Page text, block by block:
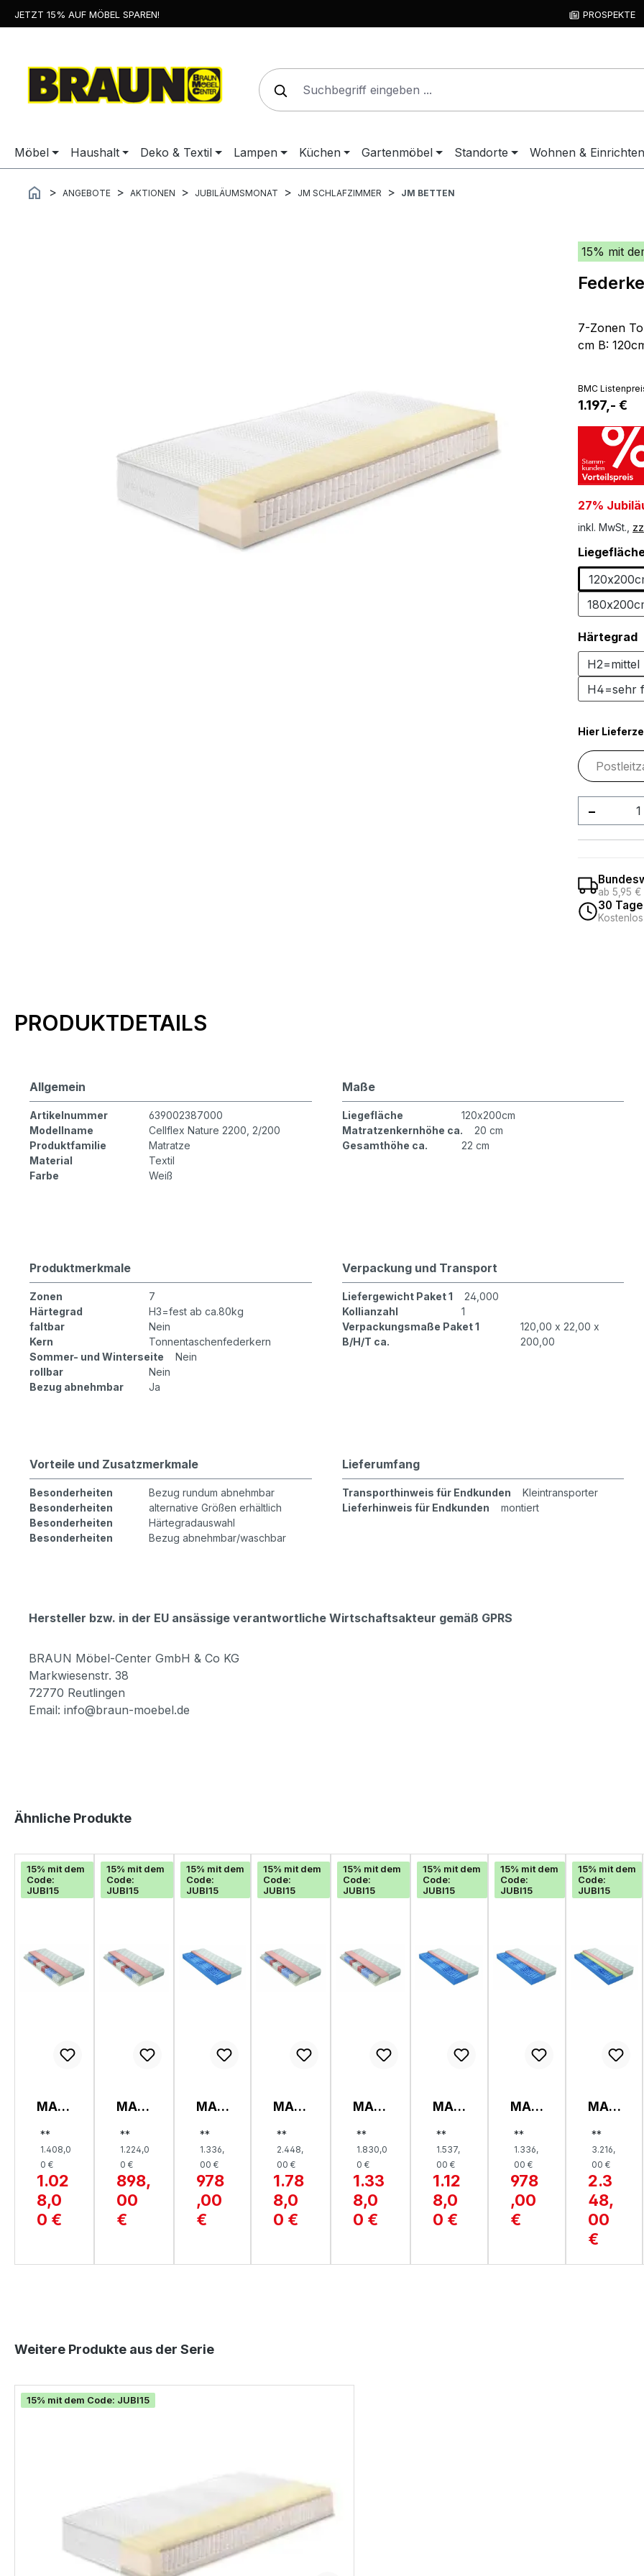
Zur Hauptnavigation springen
JETZT 15% AUF MÖBEL SPAREN! PROSPEKTE
Möbel Haushalt Deko & Textil Lampen Küchen Gartenmöbel Standorte Wohnen & Einrichten
ANGEBOTE AKTIONEN JUBILÄUMSMONAT JM SCHLAFZIMMER JM BETTEN
15% mit
7-Zonen
cm B:
BMC
1.197,- €
27%
inkl. MwSt.,
Härtegrad
H2=mittel
H4=sehr
Hier
ab 5,95 €
30
Kostenlos
Produktinformationen
PRODUKTDETAILS
Allgemein
Artikelnummer
639002387000
Modellname
Cellflex Nature 2200, 2/200
Produktfamilie
Matratze
Material
Textil
Farbe
Weiß
Maße
Liegefläche
120x200cm
Matratzenkernhöhe ca.
20 cm
Gesamthöhe ca.
22 cm
Produktmerkmale
Zonen
7
Härtegrad
H3=fest ab ca.80kg
faltbar
Nein
Kern
Tonnentaschenfederkern
Sommer- und Winterseite
Nein
rollbar
Nein
Bezug abnehmbar
Ja
Verpackung und Transport
Liefergewicht Paket 1
24,000
Kollianzahl
1
Verpackungsmaße Paket 1
B/H/T ca.
120,00 x 22,00 x
200,00
Vorteile und Zusatzmerkmale
Besonderheiten
Bezug rundum abnehmbar
Besonderheiten
alternative Größen erhältlich
Besonderheiten
Härtegradauswahl
Besonderheiten
Bezug abnehmbar/waschbar
Lieferumfang
Transporthinweis für Endkunden
Kleintransporter
Lieferhinweis für Endkunden
montiert
Hersteller bzw. in der EU ansässige verantwortliche Wirtschaftsakteur gemäß GPRS
BRAUN Möbel-Center GmbH & Co KG
Markwiesenstr. 38
72770 Reutlingen
Email: info@braun-moebel.de
Produktgalerie überspringen
Ähnliche Produkte
15% mit dem
Code:
JUBI15
MAT
E,
OPTI
FLO
W
GEL
TFK
**
1.408,0
0 €
1.02
8,0
0 €
15% mit dem
Code:
JUBI15
MAT
E,
OPTI
FLO
W
GEL
TFK
**
1.224,0
0 €
898,
00
€
15% mit dem
Code:
JUBI15
MAT
E,
OPTI
FLO
W
GEL
KS
**
1.336,
00 €
978
,00
€
15% mit dem
Code:
JUBI15
MAT
E,
OPTI
FLO
W
GEL
TFK
**
2.448,
00 €
1.78
8,0
0 €
15% mit dem
Code:
JUBI15
MAT
E,
OPTI
FLO
W
GEL
TFK
**
1.830,0
0 €
1.33
8,0
0 €
15% mit dem
Code:
JUBI15
MAT
E,
OPTI
FLO
W
GEL
KS
**
1.537,
00 €
1.12
8,0
0 €
15% mit dem
Code:
JUBI15
MAT
E,
OPTI
FLO
W
GEL
KS
**
1.336,
00 €
978
,00
€
15% mit dem
Code:
JUBI15
MAT
E,
OPTI
FLO
W
GEL
KS
26
**
3.216,
00 €
2.3
48,
00
€
Produktgalerie überspringen
Weitere Produkte aus der Serie
15% mit dem Code: JUBI15